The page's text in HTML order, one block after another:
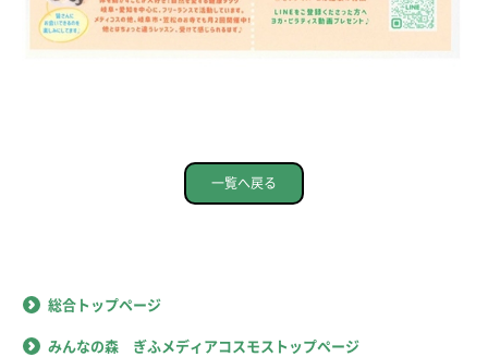
一覧へ戻る
総合トップページ
みんなの森 ぎふメディアコスモストップページ